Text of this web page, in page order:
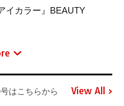
イカラー』BEAUTY
はこちらから View All